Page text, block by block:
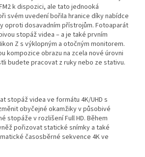
k dispozici, ale tato jednooká
svém uvedení bořila hranice díky nabídce
oproti dosavadním přístrojům. Fotoaparát
stopáž videa – a je také prvním
Z s výklopným a otočným monitorem.
kompozice obrazu na zcela nové úrovni
budete pracovat z ruky nebo ze stativu.
stopáž videa ve formátu 4K/UHD s
obyčejné okamžiky v působivé
stopáže v rozlišení Full HD. Během
pořizovat statické snímky a také
časosběrné sekvence 4K ve